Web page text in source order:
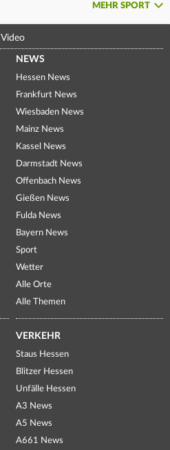
MEHR SPORT
Video
NEWS
Hessen News
Frankfurt News
Wiesbaden News
Mainz News
Kassel News
Darmstadt News
Offenbach News
Gießen News
Fulda News
Bayern News
Sport
Wetter
Alle Orte
Alle Themen
VERKEHR
Staus Hessen
Blitzer Hessen
Unfälle Hessen
A3 News
A5 News
A661 News